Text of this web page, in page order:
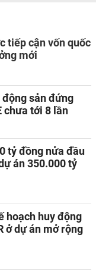
tiếp cận vốn quốc
mới
sản đứng
chưa tới 8 lần
tỷ đồng nửa đầu
án 350.000 tỷ
hoạch huy động
ở dự án mở rộng